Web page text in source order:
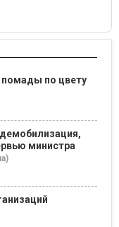
помады по цвету
министра